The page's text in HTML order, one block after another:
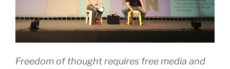
Freedom of thought requires free media and